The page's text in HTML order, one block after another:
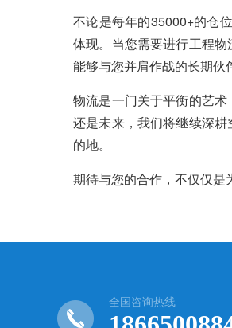
不论是每年的35000+的仓
体现。当您需要进行工程
能够与您并肩作战的长期伙
物流是一门关于平衡的艺
还是未来，我们将继续深
的地。
期待与您的合作，不仅仅是
全国咨询热线